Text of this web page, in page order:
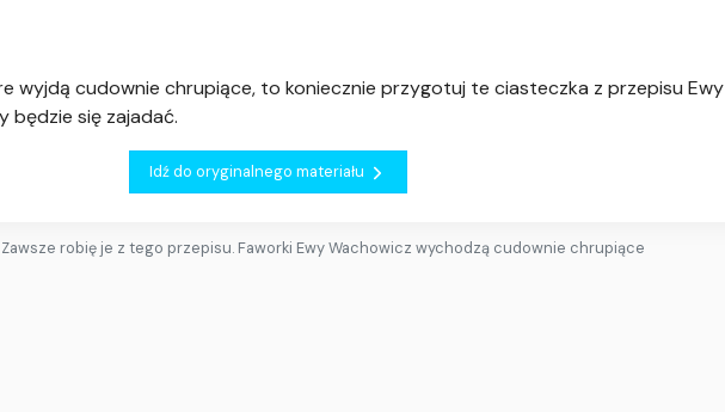
wyjdą cudownie chrupiące, to koniecznie przygotuj te ciasteczka z przepisu Ewy
będzie się zajadać.
Idź do oryginalnego materiału
Zawsze robię je z tego przepisu. Faworki Ewy Wachowicz wychodzą cudownie chrupiące